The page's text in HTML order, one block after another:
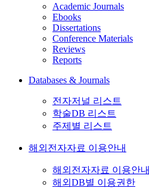
Academic Journals
Ebooks
Dissertations
Conference Materials
Reviews
Reports
Databases & Journals
전자저널 리스트
학술DB 리스트
주제별 리스트
해외전자자료 이용안내
해외전자자료 이용안내
해외DB별 이용권한